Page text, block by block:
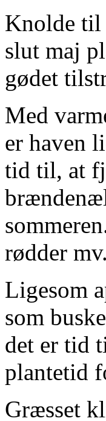
Knolde til
slut maj
gødet
Med
er haven
tid til, at
rødder mv.
Ligesom
som
det er tid
plantetid
Græsset